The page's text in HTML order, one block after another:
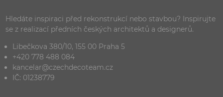
Hledáte inspiraci před rekonstrukcí nebo stavbou? Inspirujte
se z realizací předních českých architektů a designerů.
Libečkova 380/10, 155 00 Praha 5
+420 778 488 084
kancelar@czechdecoteam.cz
IČ: 01238779